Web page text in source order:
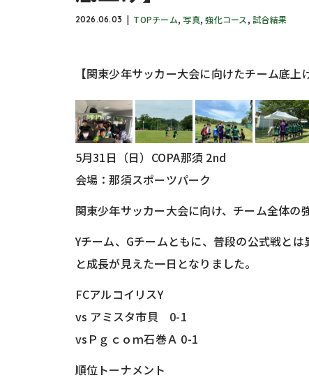
2026.06.03 TOPチーム, 写真,強化コース ,試合結果
【関東少年サッカー大会に向けたチーム底上
5月31日（日）COPA那須 2nd
会場：那須スポーツパーク
関東少年サッカー大会に向け、チーム全体の
Yチーム、Gチームともに、普段の公式戦と
と成長が見えた一日となりました。
FCアルコイリスY
vs アミスタ市貝 0-1
vsＰｇｃｏｍ石巻Ａ 0-1
順位トーナメント